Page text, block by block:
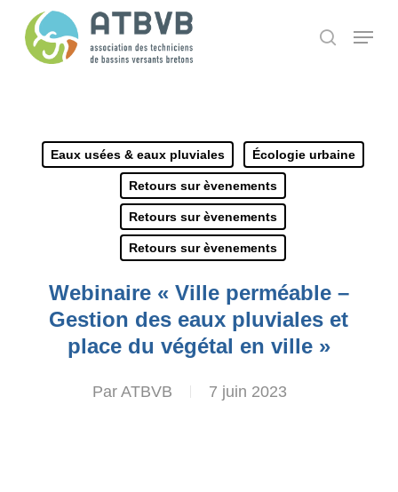
search
Menu
Eaux usées & eaux pluviales Écologie urbaine
Retours sur èvenements
Retours sur èvenements
Retours sur èvenements
Webinaire « Ville perméable –
Gestion des eaux pluviales et
place du végétal en ville »
Par ATBVB 7 juin 2023
Panneau de gestion des cookies